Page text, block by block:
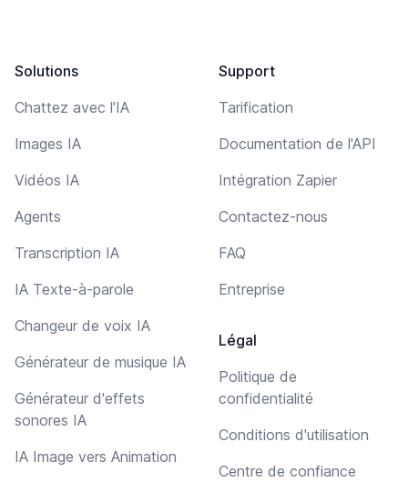
Solutions
Chattez avec l'IA
Images IA
Vidéos IA
Agents
Transcription IA
IA Texte-à-parole
Changeur de voix IA
Générateur de musique IA
Générateur d'effets
sonores IA
IA Image vers Animation
Support
Tarification
Documentation de l'API
Intégration Zapier
Contactez-nous
FAQ
Entreprise
Légal
Politique de
confidentialité
Conditions d'utilisation
Centre de confiance